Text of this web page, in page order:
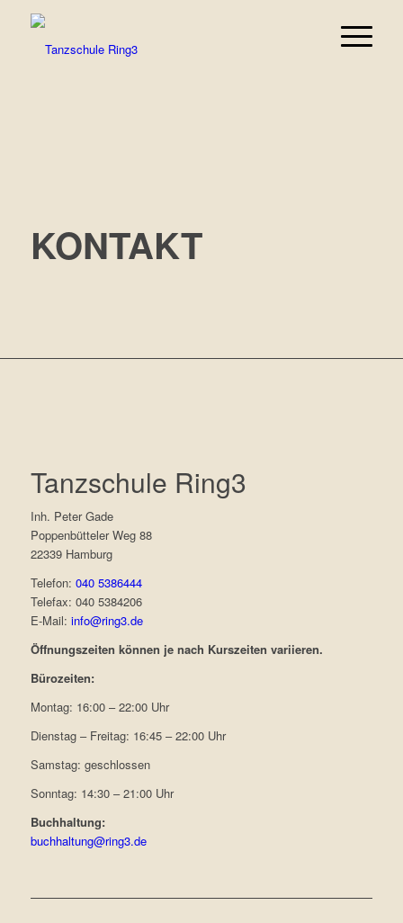
KONTAKT
Tanzschule Ring3
Inh. Peter Gade
Poppenbütteler Weg 88
22339 Hamburg
Telefon: 040 5386444
Telefax: 040 5384206
E-Mail: info@ring3.de
Öffnungszeiten können je nach Kurszeiten variieren.
Bürozeiten:
Montag: 16:00 – 22:00 Uhr
Dienstag – Freitag: 16:45 – 22:00 Uhr
Samstag: geschlossen
Sonntag: 14:30 – 21:00 Uhr
Buchhaltung:
buchhaltung@ring3.de